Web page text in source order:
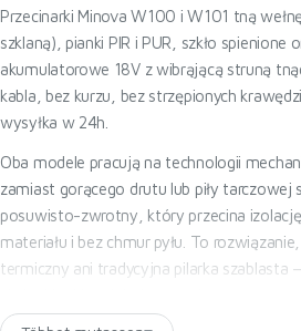
Przecinarki Minova W100 i W101 tną
szklaną), pianki PIR i PUR, szkło spienione
akumulatorowe 18V z wibrąjącą struną
kabla, bez kurzu, bez strzępionych
wysyłka w 24h.
Oba modele pracują na technologii
zamiast gorącego drutu lub piły tarczowej
posuwisto-zwrotny, który przecina izolację
materiału i bez chmur pyłu. To
termiczny ani tradycyjna pilarka szablasta